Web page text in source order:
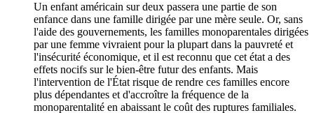
Un enfant américain sur deux passera une partie de son
enfance dans une famille dirigée par une mère seule. Or, sans
l'aide des gouvernements, les familles monoparentales dirigées
par une femme vivraient pour la plupart dans la pauvreté et
l'insécurité économique, et il est reconnu que cet état a des
effets nocifs sur le bien-être futur des enfants. Mais
l'intervention de l'État risque de rendre ces familles encore
plus dépendantes et d'accroître la fréquence de la
monoparentalité en abaissant le coût des ruptures familiales.